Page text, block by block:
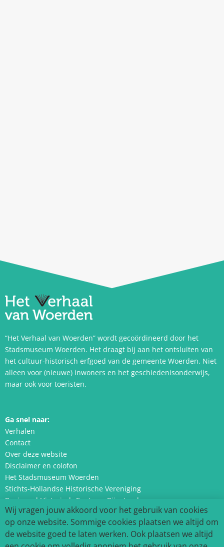
“Het Verhaal van Woerden” wordt gecoördineerd door het
Stadsmuseum Woerden. Het draagt bij aan het ontsluiten van
het cultuur-historisch erfgoed van de gemeente Woerden. Niet
alleen voor (nieuwe) inwoners en het geschiedenisonderwijs,
maar ook voor toeristen.
Ga snel naar:
Verhalen
Contact
Over deze website
Disclaimer en colofon
Het Stadsmuseum Woerden
Stichts-Hollandse Historische Vereniging
Regionaal Historisch Centrum Rijnstreek
Volg ons:
Wij vragen jouw akkoord voor het gebruik van cookies
op onze website. Sommige cookies plaatsen we altijd om
de website goed te laten werken. Ook plaatsen we altijd